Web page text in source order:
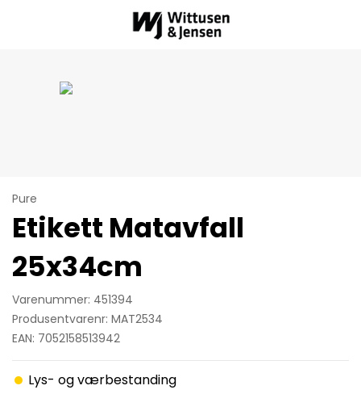
Pure
Etikett Matavfall
25x34cm
Varenummer: 451394
Produsentvarenr: MAT2534
EAN: 7052158513942
Lys- og værbestanding